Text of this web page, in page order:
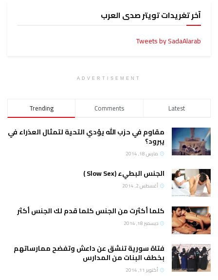
آخر تغريدات تويتر صدى العرب
Tweets by SadaAlarab
ADVERTISEMENT
Trending Comments Latest
مقاوم في حزب الله يؤدي التحية لتمثال العذراء في
يبرود؟
مارس 18, 2014
الجنس البطيء (Slow Sex )
أغسطس 2, 2014
كلما أكثرت من الجنس كلما قدم لك الجنس أكثر
ديسمبر 18, 2014
فتاة سورية تنشق عن داعش وتفضح ممارساتهم
بخطف البنات من المدارس
أكتوبر 11, 2014